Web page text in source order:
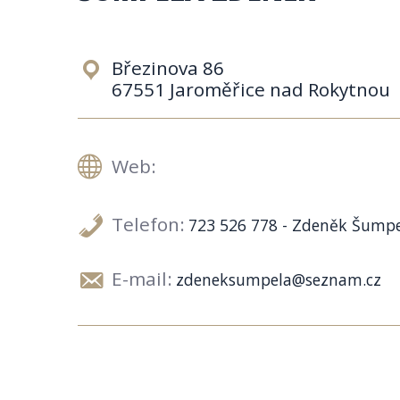
Březinova 86
67551 Jaroměřice nad Rokytnou
Web:
Telefon: 723 526 778 - Zdeněk
E-mail: zdeneksumpela@seznam.cz